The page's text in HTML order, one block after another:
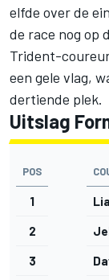
elfde over de
de race nog op
Trident-
een gele vlag,
dertiende plek.
Uitslag
POS
1
2
3